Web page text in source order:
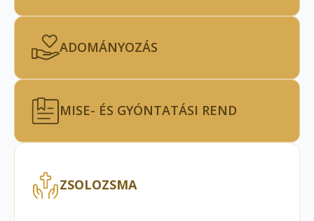
ADOMÁNYOZÁS
MISE- ÉS GYÓNTATÁSI REND
ZSOLOZSMA